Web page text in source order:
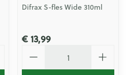
Difrax S-fles Wide 310ml
€ 13,99